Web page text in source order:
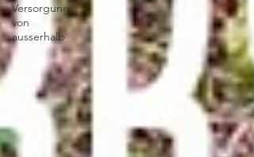
Versorgung
von
ausserhalb